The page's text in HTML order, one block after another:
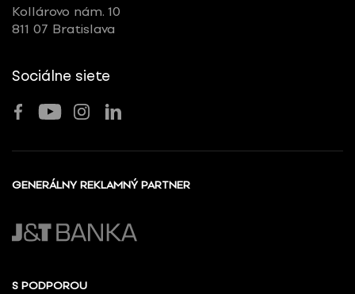
Kollárovo nám. 10
811 07 Bratislava
Sociálne siete
GENERÁLNY REKLAMNÝ PARTNER
S PODPOROU